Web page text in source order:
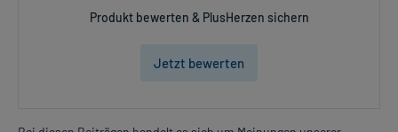
Produkt bewerten & PlusHerzen sichern
Jetzt bewerten